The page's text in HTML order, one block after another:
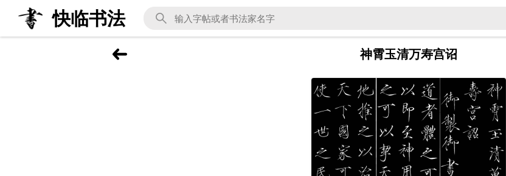
快临书法
神霄玉清万寿宫诏